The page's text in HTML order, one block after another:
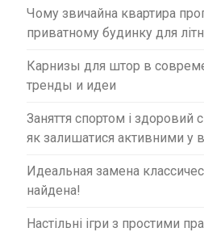
Чому звичайна квартира
приватному будинку для
Карнизы для штор в
тренды и идеи
Заняття спортом і здоровий
як залишатися активними у
Идеальная замена
найдена!
Настільні ігри з простими